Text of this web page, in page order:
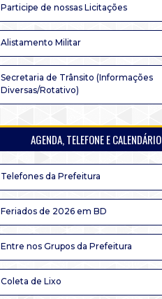
Participe de nossas Licitações
Alistamento Militar
Secretaria de Trânsito (Informações
Diversas/Rotativo)
AGENDA, TELEFONE E CALENDÁRIO
Telefones da Prefeitura
Feriados de 2026 em BD
Entre nos Grupos da Prefeitura
Coleta de Lixo